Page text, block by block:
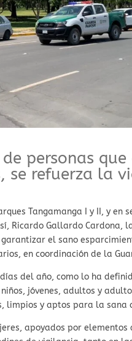
personas
se refuerza la
Tangamanga I y II, y en
Ricardo Gallardo Cardona,
el sano
en coordinación de la
del año, como lo ha
jóvenes, adultos y
limpios y aptos para la sana
apoyados por